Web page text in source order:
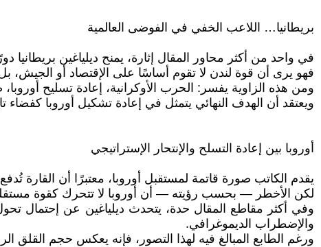
بريطانيا… اللاعب الخفي في الفوضى العالمية
في واحد من أكثر محاور المقال إثارة، يمنح ديلياغين بريطانيا
فهو يرى أن قوة لندن لا تقوم أساسًا على الإقتصاد أو الجيش، بل
ومن هذه الزاوية يفسر: الحرب الأوكرانية، إعادة تسليح
ويعتقد أن الهدف النهائي يتمثل في إعادة تشكيل أوروبا كفضاء
أوروبا بين إعادة التسلح والإنتحار الإستراتيجي
يقدم الكاتب صورة قاتمة لمستقبل أوروبا، معتبرًا أن القارة
لكن الأخطر — بحسب رؤيته — أن أوروبا لا تتحرك كقوة
وفي أكثر مقاطع المقال حدة، يتحدث ديلياغين عن إحتمال
والإضطراب الديموغرافي.
ورغم الطابع المبالغ فيه لهذا التصور، فإنه يعكس حجم القلق